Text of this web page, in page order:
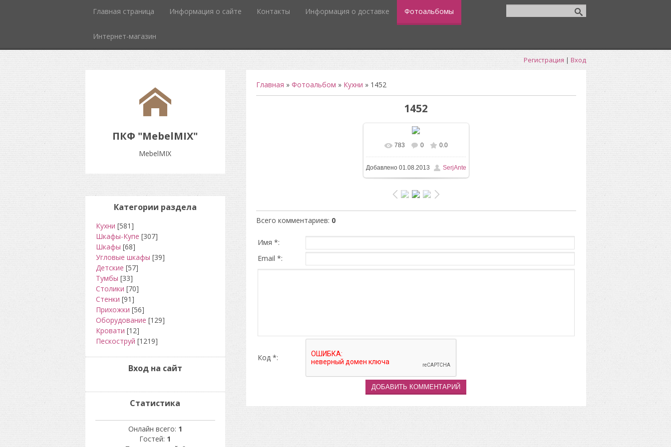
Главная страница Информация о сайте Контакты Информация о доставке Фотоальбомы
Интернет-магазин
Регистрация | Вход
ПКФ "MebelMIX"
MebelMIX
Главная » Фотоальбом » Кухни » 1452
1452
В реальном размере
1200x1600/ 163.5Kb
783 0 0.0
Добавлено01.08.2013 SerjAnte
Всего комментариев: 0
Имя *:
Email *:
Код *:
Категории раздела
Кухни [581]
Шкафы-Купе [307]
Шкафы [68]
Угловые шкафы [39]
Детские [57]
Тумбы [33]
Столики [70]
Стенки [91]
Прихожки [56]
Оборудование [129]
Кровати [12]
Пескоструй [1219]
Вход на сайт
Статистика
Онлайн всего: 1
Гостей: 1